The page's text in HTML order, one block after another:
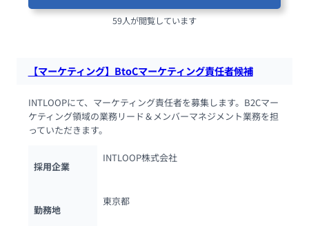
59人が閲覧しています
【マーケティング】BtoCマーケティング責任者候補
INTLOOPにて、マーケティング責任者を募集します。B2Cマー
ケティング領域の業務リード＆メンバーマネジメント業務を担
っていただきます。
採用企業
INTLOOP株式会社
勤務地
東京都